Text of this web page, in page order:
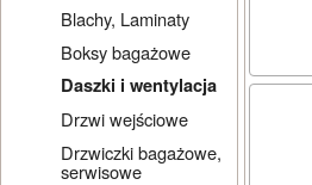
Blachy, Laminaty
Boksy bagażowe
Daszki i wentylacja
Drzwi wejściowe
Drzwiczki bagażowe,
serwisowe